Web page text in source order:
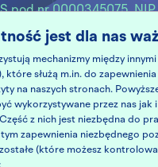
pod nr 0000345075, NIP
241371988, BDO
52 600 000,00 zł
07 05 wew. 35
jest dla nas
mechanizmy między
które służą m.in. do
na naszych stronach.
wykorzystywane przez nas jak
z nich jest niezbędna do
zapewnienia niezbędnego
(które możesz